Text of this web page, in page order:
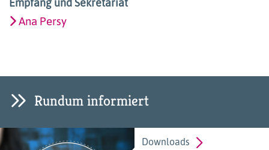
Empfang und Sekretariat
Ana Persy
Rundum informiert
Downloads